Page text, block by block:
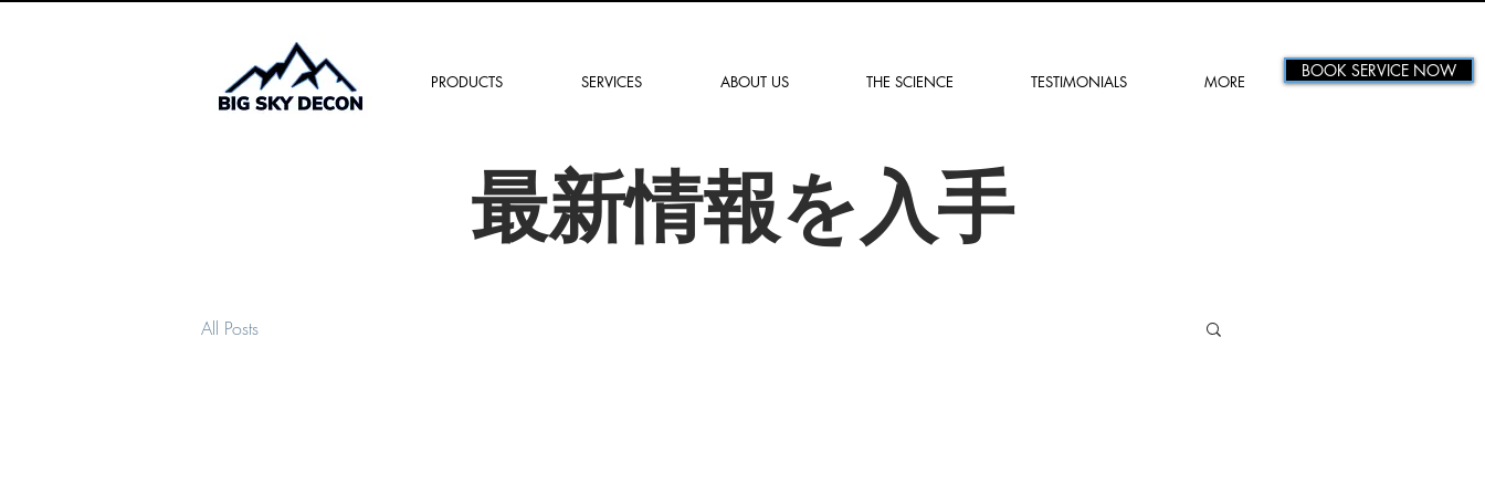
PRODUCTS SERVICES ABOUT US THE SCIENCE TESTIMONIALS MORE
BOOK SERVICE NOW
最新情報を入手
All Posts